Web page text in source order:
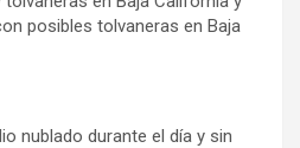
posibles tolvaneras en Baja
nublado durante el día y sin